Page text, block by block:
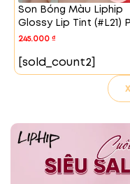
Son Bóng Màu Liphip
Glossy Lip Tint (#L21)
Jisoo
245.000₫
[sold_count2]